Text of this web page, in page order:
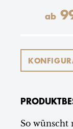
ab
So wünscht